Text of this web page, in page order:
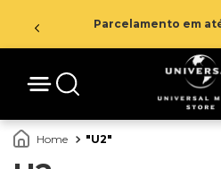
Parcelamento em
U2